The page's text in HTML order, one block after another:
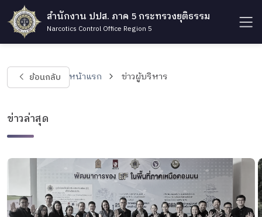
สำนักงาน ปปส. ภาค 5 กระทรวงยุติธรรม
Narcotics Control Office Region 5
ย้อนกลับ หน้าแรก ข่าวผู้บริหาร
ข่าวล่าสุด